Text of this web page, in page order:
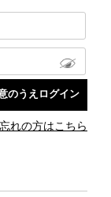
れの方はこちら